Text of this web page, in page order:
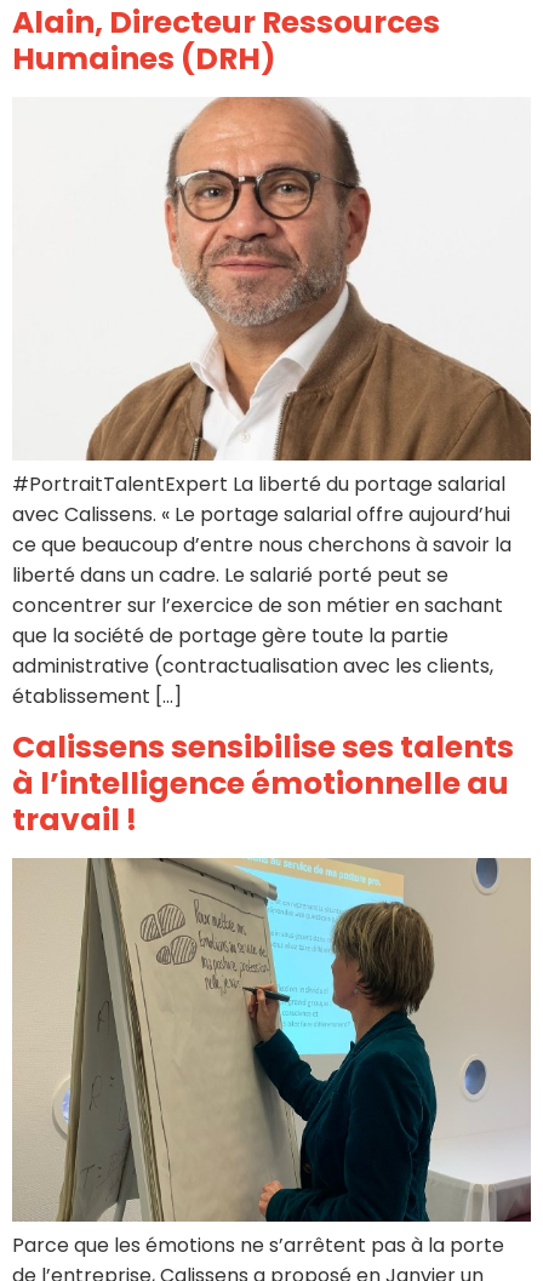
Alain, Directeur Ressources
Humaines (DRH)
#PortraitTalentExpert La liberté du portage salarial
avec Calissens. « Le portage salarial offre aujourd’hui
ce que beaucoup d’entre nous cherchons à savoir la
liberté dans un cadre. Le salarié porté peut se
concentrer sur l’exercice de son métier en sachant
que la société de portage gère toute la partie
administrative (contractualisation avec les clients,
établissement […]
Calissens sensibilise ses talents
à l’intelligence émotionnelle au
travail !
Parce que les émotions ne s’arrêtent pas à la porte
de l’entreprise, Calissens a proposé en Janvier un